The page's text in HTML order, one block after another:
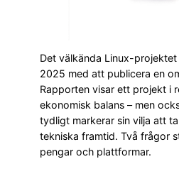
Det välkända Linux-
2025 med att publicera en
Rapporten visar ett projekt i
ekonomisk balans – men
tydligt markerar sin vilja att
tekniska framtid. Två frågor
pengar och plattformar.